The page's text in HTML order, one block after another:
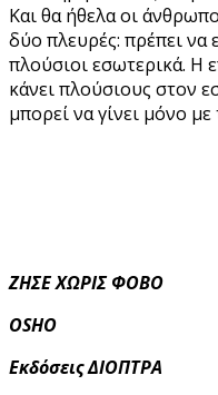
Και θα ήθελα οι
δύο πλευρές: πρέπει να
πλούσιοι εσωτερικά. Η
κάνει πλούσιους στον
μπορεί να γίνει μόνο με
ΖΗΣΕ ΧΩΡΙΣ ΦΟΒΟ
OSHO
Εκδόσεις ΔΙΟΠΤΡΑ